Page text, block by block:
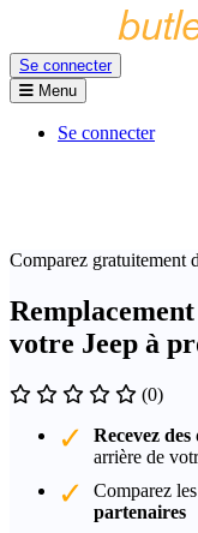
Se connecter
Menu
Se connecter
Comparez gratuitement
votre Jeep à
(0)
Recevez des
arrière de
Comparez
partenaires